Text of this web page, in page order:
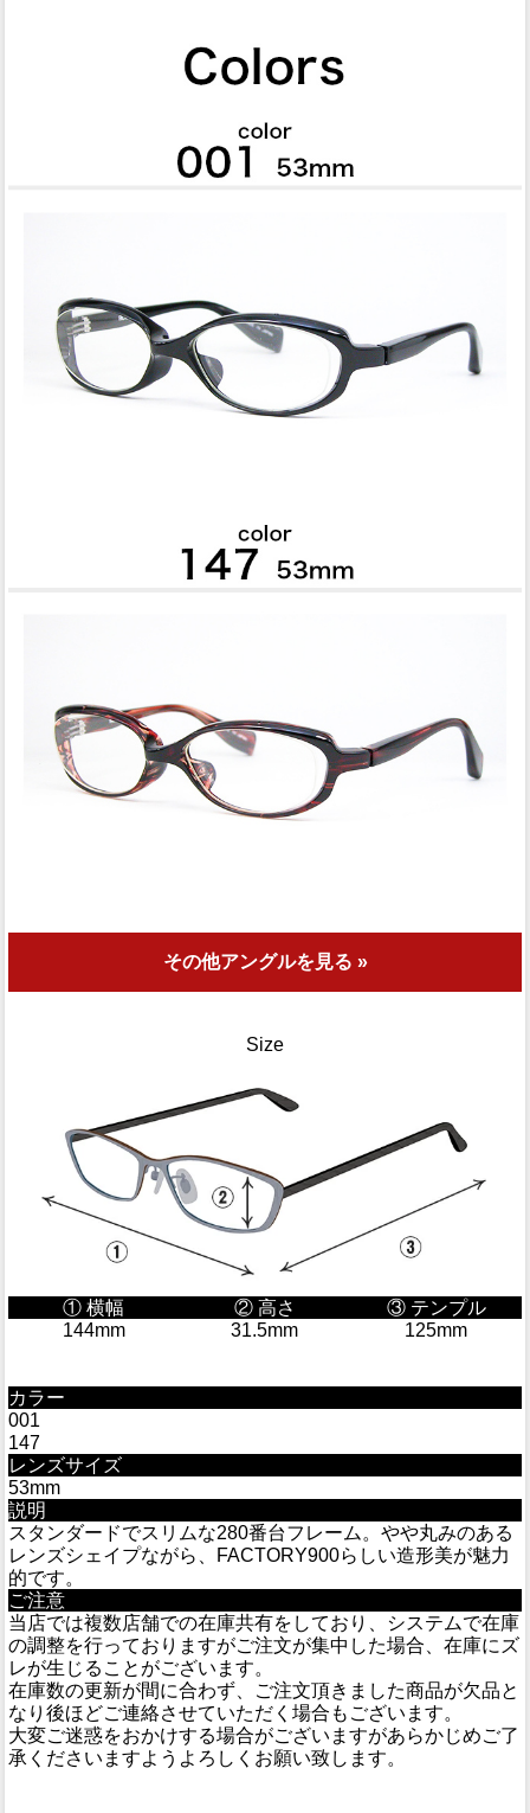
その他アングルを見る »
Size
① 横幅 ② 高さ
③ テンプル
144mm
31.5mm 125mm
カラー
001
147
レンズサイズ
53mm
説明
スタンダードでスリムな280番台フレーム。やや丸みのある
レンズシェイプながら、FACTORY900らしい造形美が魅力
的です。
ご注意
当店では複数店舗での在庫共有をしており、システムで在庫
の調整を行っておりますがご注文が集中した場合、在庫にズ
レが生じることがございます。
在庫数の更新が間に合わず、ご注文頂きました商品が欠品と
なり後ほどご連絡させていただく場合もございます。
大変ご迷惑をおかけする場合がございますがあらかじめご了
承くださいますようよろしくお願い致します。